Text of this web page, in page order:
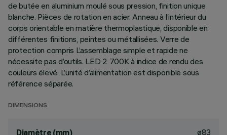
de butée en aluminium moulé sous pression, finition unique
blanche. Pièces de rotation en acier. Anneau à l’intérieur du
corps orientable en matière thermoplastique, disponible en
différentes finitions, peintes ou métallisées. Verre de
protection compris L’assemblage simple et rapide ne
nécessite pas d’outils. LED 2 700K à indice de rendu des
couleurs élevé. L’unité d’alimentation est disponible sous
référence séparée.
DIMENSIONS
Diamètre (mm) ø83